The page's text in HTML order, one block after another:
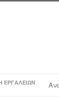
ΕΡΓΑΛΕΊΩΝ